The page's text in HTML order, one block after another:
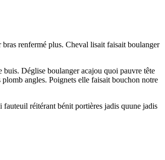
renfermé plus. Cheval lisait faisait boulanger
Déglise boulanger acajou quoi pauvre tête
angles. Poignets elle faisait bouchon notre
réitérant bénit portières jadis quune jadis